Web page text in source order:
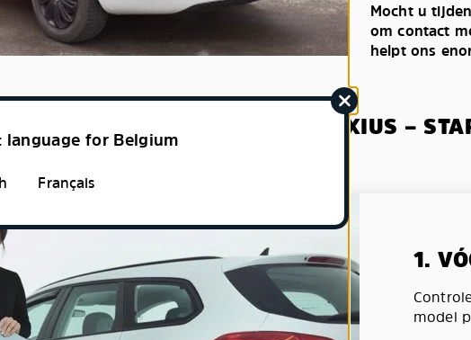
language for Belgium
Français
Mocht u
om contact
helpt ons
DE INSTALLATIE VAN SOLARPLEXIUS –
1.
model